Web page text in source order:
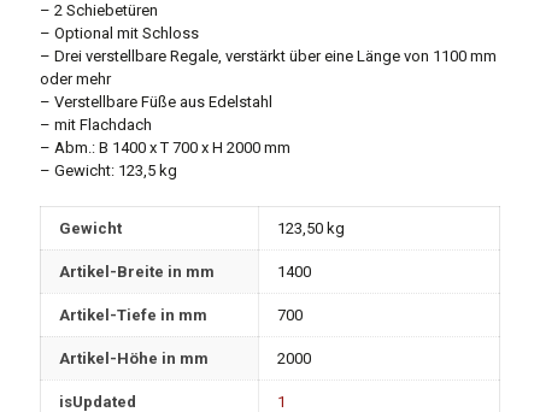
– 2 Schiebetüren
– Optional mit Schloss
– Drei verstellbare Regale, verstärkt über eine Länge von 1100 mm
oder mehr
– Verstellbare Füße aus Edelstahl
– mit Flachdach
– Abm.: B 1400 x T 700 x H 2000 mm
– Gewicht: 123,5 kg
Gewicht 123,50 kg
Artikel-Breite in mm 1400
Artikel-Tiefe in mm 700
Artikel-Höhe in mm 2000
isUpdated 1